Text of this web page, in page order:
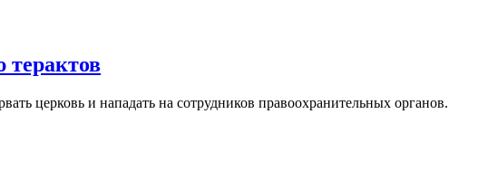
терактов
церковь и нападать на сотрудников правоохранительных органов.